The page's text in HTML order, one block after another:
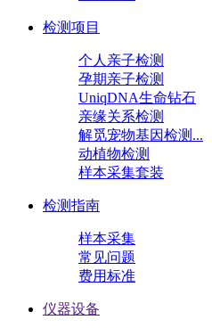
检测项目
个人亲子检测
孕期亲子检测
UniqDNA生命钻石
亲缘关系检测
解觅宠物基因检测...
动植物检测
样本采集套装
检测指南
样本采集
常见问题
费用标准
仪器设备